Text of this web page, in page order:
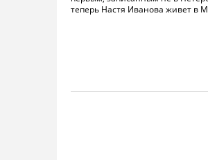
теперь Настя Иванова живет в